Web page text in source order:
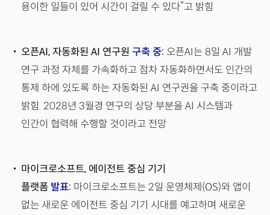
용이한 일들이 있어 시간이 걸릴 수 있다”고 밝힘
오픈AI, 자동화된 AI 연구원 구축 중: 오픈AI는 8일 AI 개발
연구 과정 자체를 가속화하고 점차 자동화하면서도 인간의
통제 하에 있도록 하는 자동화된 AI 연구권을 구축 중이라고
밝힘. 2028년 3월경 연구의 상당 부분을 AI 시스템과
인간이 협력해 수행할 것이라고 전망
마이크로소프트, 에이전트 중심 기기
플랫폼 발표: 마이크로소프트는 2일 운영체제(OS)와 앱이
없는 새로운 에이전트 중심 기기 시대를 예고하며 새로운